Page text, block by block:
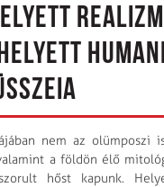
nem az olümposzi
a földön élő
hőst kapunk.